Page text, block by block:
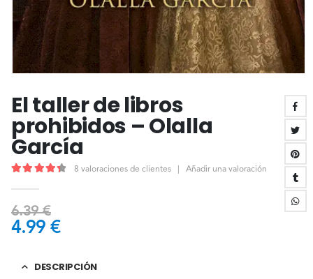
El taller de libros
prohibidos – Olalla
García
8 valoraciones de clientes Añadir una valoración
6.39€
4.99 €
DESCRIPCIÓN